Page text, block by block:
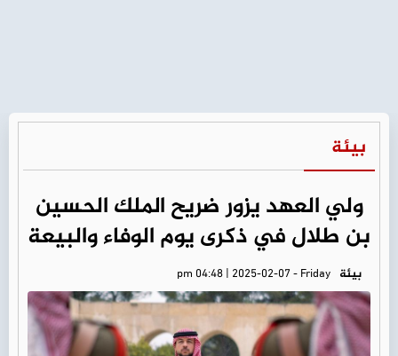
بيئة
ولي العهد يزور ضريح الملك الحسين
بن طلال في ذكرى يوم الوفاء والبيعة
بيئة pm 04:48 | 2025-02-07 - Friday